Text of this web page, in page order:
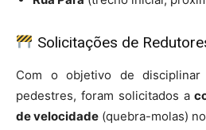
Solicitações de
Com o objetivo de
pedestres, foram solicitados a
de velocidade (quebra-molas)